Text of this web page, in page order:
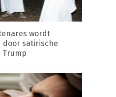
wordt
door satirische
Trump